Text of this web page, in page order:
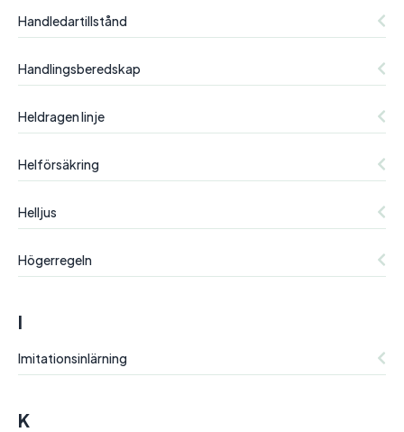
Handledartillstånd
Handlingsberedskap
Heldragen linje
Helförsäkring
Helljus
Högerregeln
I
Imitationsinlärning
K